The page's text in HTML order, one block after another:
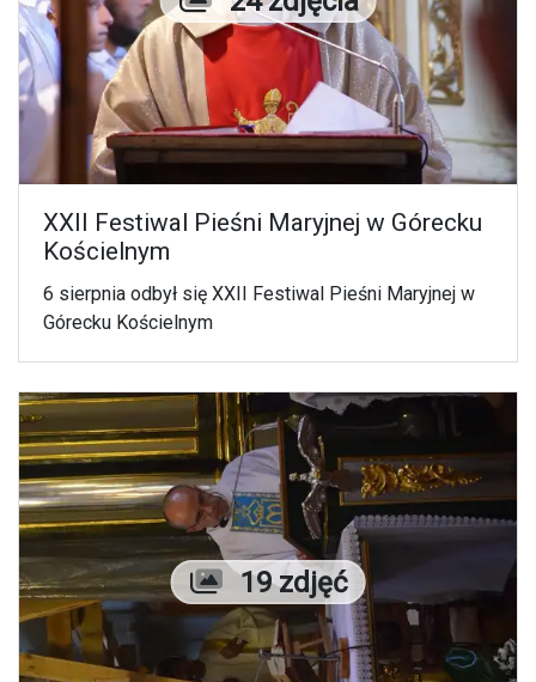
XXII Festiwal Pieśni Maryjnej w Górecku
Kościelnym
6 sierpnia odbył się XXII Festiwal Pieśni Maryjnej w
Górecku Kościelnym
Liczba zdjęć
19 zdjęć